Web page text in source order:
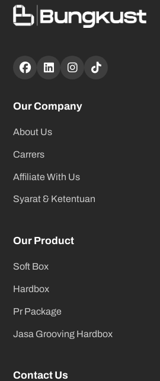
Our Company
About Us
Carrers
Affiliate With Us
Syarat & Ketentuan
Our Product
Soft Box
Hardbox
Pr Package
Jasa Grooving Hardbox
Contact Us